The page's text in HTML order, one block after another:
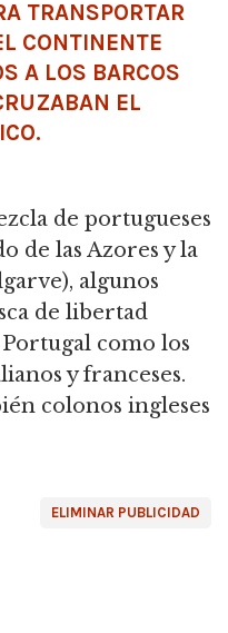
TRANSPORTAR
CONTINENTE
A LOS BARCOS
EL
de portugueses
de las Azores y la
algunos
de libertad
como los
y franceses.
colonos ingleses
ELIMINAR PUBLICIDAD